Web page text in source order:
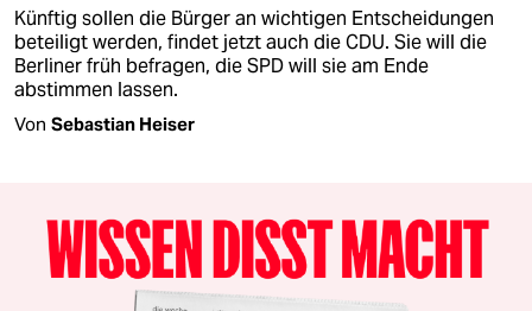
Künftig sollen die Bürger an wichtigen Entscheidungen
beteiligt werden, findet jetzt auch die CDU. Sie will die
Berliner früh befragen, die SPD will sie am Ende
abstimmen lassen.
Von Sebastian Heiser